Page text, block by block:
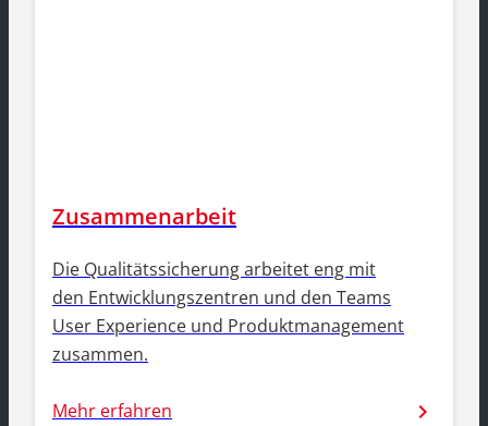
Zusammenarbeit
Die Qualitätssicherung arbeitet eng mit
den Entwicklungszentren und den Teams
User Experience und Produktmanagement
zusammen.
Mehr erfahren chevron_right